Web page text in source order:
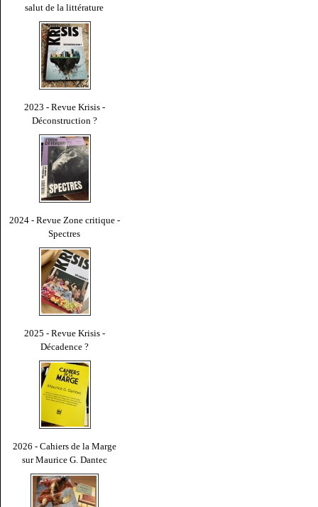
salut de la littérature
2023 - Revue Krisis -
Déconstruction ?
2024 - Revue Zone critique -
Spectres
2025 - Revue Krisis -
Décadence ?
2026 - Cahiers de la Marge
sur Maurice G. Dantec